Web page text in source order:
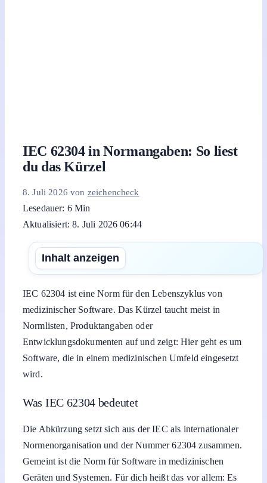
IEC 62304 in Normangaben: So liest
du das Kürzel
8. Juli 2026 von zeichencheck
Lesedauer: 6 Min
Aktualisiert: 8. Juli 2026 06:44
Inhalt anzeigen
IEC 62304 ist eine Norm für den Lebenszyklus von
medizinischer Software. Das Kürzel taucht meist in
Normlisten, Produktangaben oder
Entwicklungsdokumenten auf und zeigt: Hier geht es um
Software, die in einem medizinischen Umfeld eingesetzt
wird.
Was IEC 62304 bedeutet
Die Abkürzung setzt sich aus der IEC als internationaler
Normenorganisation und der Nummer 62304 zusammen.
Gemeint ist die Norm für Software in medizinischen
Geräten und Systemen. Für dich heißt das vor allem: Es